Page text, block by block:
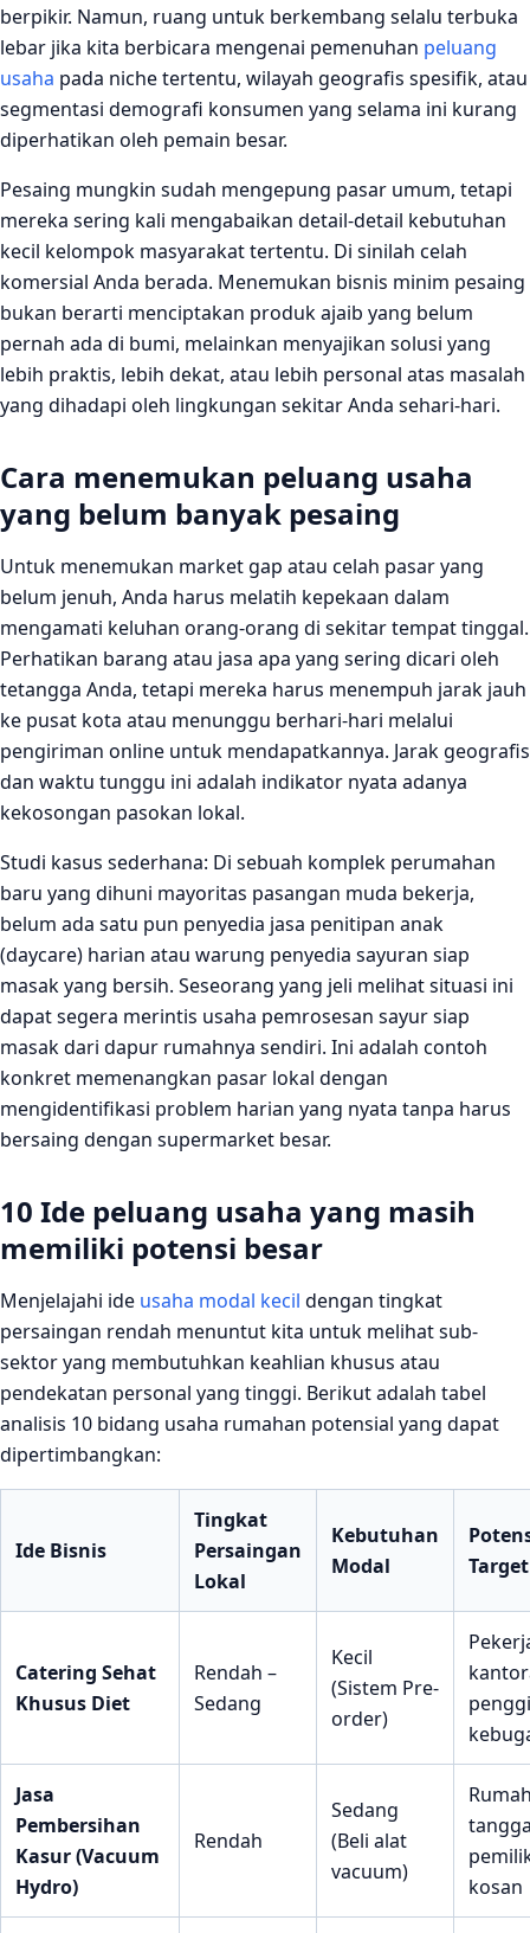
berpikir. Namun, ruang untuk berkembang selalu terbuka
lebar jika kita berbicara mengenai pemenuhan peluang
usaha pada niche tertentu, wilayah geografis spesifik, atau
segmentasi demografi konsumen yang selama ini kurang
diperhatikan oleh pemain besar.
Pesaing mungkin sudah mengepung pasar umum, tetapi
mereka sering kali mengabaikan detail-detail kebutuhan
kecil kelompok masyarakat tertentu. Di sinilah celah
komersial Anda berada. Menemukan bisnis minim pesaing
bukan berarti menciptakan produk ajaib yang belum
pernah ada di bumi, melainkan menyajikan solusi yang
lebih praktis, lebih dekat, atau lebih personal atas masalah
yang dihadapi oleh lingkungan sekitar Anda sehari-hari.
Cara menemukan peluang usaha
yang belum banyak pesaing
Untuk menemukan market gap atau celah pasar yang
belum jenuh, Anda harus melatih kepekaan dalam
mengamati keluhan orang-orang di sekitar tempat tinggal.
Perhatikan barang atau jasa apa yang sering dicari oleh
tetangga Anda, tetapi mereka harus menempuh jarak jauh
ke pusat kota atau menunggu berhari-hari melalui
pengiriman online untuk mendapatkannya. Jarak geografis
dan waktu tunggu ini adalah indikator nyata adanya
kekosongan pasokan lokal.
Studi kasus sederhana: Di sebuah komplek perumahan
baru yang dihuni mayoritas pasangan muda bekerja,
belum ada satu pun penyedia jasa penitipan anak
(daycare) harian atau warung penyedia sayuran siap
masak yang bersih. Seseorang yang jeli melihat situasi ini
dapat segera merintis usaha pemrosesan sayur siap
masak dari dapur rumahnya sendiri. Ini adalah contoh
konkret memenangkan pasar lokal dengan
mengidentifikasi problem harian yang nyata tanpa harus
bersaing dengan supermarket besar.
10 Ide peluang usaha yang masih
memiliki potensi besar
Menjelajahi ide usaha modal kecil dengan tingkat
persaingan rendah menuntut kita untuk melihat sub-
sektor yang membutuhkan keahlian khusus atau
pendekatan personal yang tinggi. Berikut adalah tabel
analisis 10 bidang usaha rumahan potensial yang dapat
dipertimbangkan:
Ide Bisnis
Tingkat
Persaingan
Lokal
Kebutuhan
Modal
Catering Sehat
Khusus Diet
Rendah –
Sedang
Kecil
(Sistem Pre-
order)
Jasa
Pembersihan
Kasur (Vacuum
Hydro)
Rendah
Sedang
(Beli alat
vacuum)
kosan